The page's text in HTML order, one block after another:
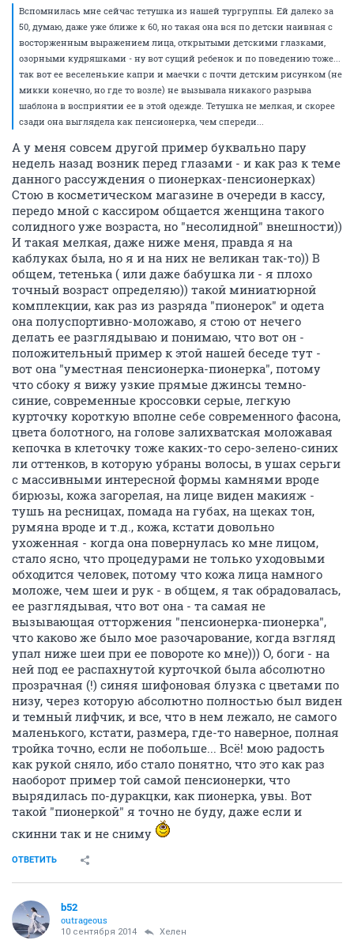
Вспомнилась мне сейчас тетушка из нашей тургруппы. Ей далеко за
50, думаю, даже уже ближе к 60, но такая она вся по детски наивная с
восторженным выражением лица, открытыми детскими глазками,
озорными кудряшками - ну вот сущий ребенок и по поведению тоже...
так вот ее веселенькие капри и маечки с почти детским рисунком (не
микки конечно, но где то возле) не вызывала никакого разрыва
шаблона в восприятии ее в этой одежде. Тетушка не мелкая, и скорее
сзади она выглядела как пенсионерка, чем спереди...
А у меня совсем другой пример буквально пару
недель назад возник перед глазами - и как раз к теме
данного рассуждения о пионерках-пенсионерках)
Стою в косметическом магазине в очереди в кассу,
передо мной с кассиром общается женщина такого
солидного уже возраста, но "несолидной" внешности))
И такая мелкая, даже ниже меня, правда я на
каблуках была, но я и на них не великан так-то)) В
общем, тетенька ( или даже бабушка ли - я плохо
точный возраст определяю)) такой миниатюрной
комплекции, как раз из разряда "пионерок" и одета
она полуспортивно-моложаво, я стою от нечего
делать ее разглядываю и понимаю, что вот он -
положительный пример к этой нашей беседе тут -
вот она "уместная пенсионерка-пионерка", потому
что сбоку я вижу узкие прямые джинсы темно-
синие, современные кроссовки серые, легкую
курточку короткую вполне себе современного фасона,
цвета болотного, на голове залихватская моложавая
кепочка в клеточку тоже каких-то серо-зелено-синих
ли оттенков, в которую убраны волосы, в ушах серьги
с массивными интересной формы камнями вроде
бирюзы, кожа загорелая, на лице виден макияж -
тушь на ресницах, помада на губах, на щеках тон,
румяна вроде и т.д., кожа, кстати довольно
ухоженная - когда она повернулась ко мне лицом,
стало ясно, что процедурами не только уходовыми
обходится человек, потому что кожа лица намного
моложе, чем шеи и рук - в общем, я так обрадовалась,
ее разглядывая, что вот она - та самая не
вызывающая отторжения "пенсионерка-пионерка",
что каково же было мое разочарование, когда взгляд
упал ниже шеи при ее повороте ко мне))) О, боги - на
ней под ее распахнутой курточкой была абсолютно
прозрачная (!) синяя шифоновая блузка с цветами по
низу, через которую абсолютно полностью был виден
и темный лифчик, и все, что в нем лежало, не самого
маленького, кстати, размера, где-то наверное, полная
тройка точно, если не побольше... Всё! мою радость
как рукой сняло, ибо стало понятно, что это как раз
наоборот пример той самой пенсионерки, что
вырядилась по-дуракцки, как пионерка, увы. Вот
такой "пионеркой" я точно не буду, даже если и
скинни так и не сниму
ОТВЕТИТЬ
b52
outrageous
10 сентября 2014 Хелен